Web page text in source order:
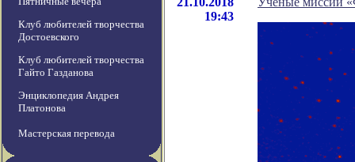
Клуб любителей творчества
Достоевского
Клуб любителей творчества
Гайто Газданова
Энциклопедия Андрея
Платонова
Мастерская перевода
19:43